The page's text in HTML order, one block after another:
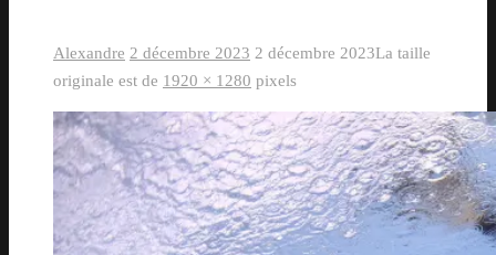
Alexandre 2 décembre 2023 2 décembre 2023La taille
originale est de 1920 × 1280 pixels